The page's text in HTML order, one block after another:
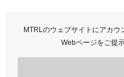
MTRLのウェブサイトにアカウ
Webページをご提